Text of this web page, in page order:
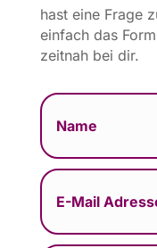
hast eine Frage
einfach das
zeitnah bei dir.